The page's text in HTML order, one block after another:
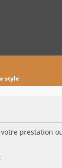
style
prestation